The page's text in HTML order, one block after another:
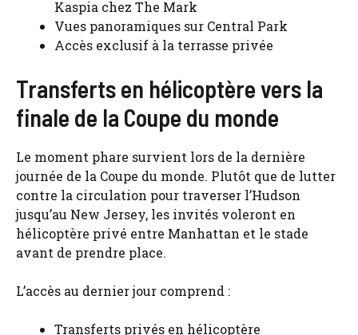
Kaspia chez The Mark
Vues panoramiques sur Central Park
Accès exclusif à la terrasse privée
Transferts en hélicoptère vers la
finale de la Coupe du monde
Le moment phare survient lors de la dernière
journée de la Coupe du monde. Plutôt que de lutter
contre la circulation pour traverser l’Hudson
jusqu’au New Jersey, les invités voleront en
hélicoptère privé entre Manhattan et le stade
avant de prendre place.
L’accès au dernier jour comprend :
Transferts privés en hélicoptère